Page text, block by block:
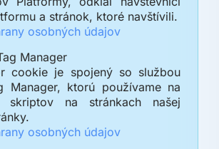
a stránok, ktoré navštívili.
osobných údajov
Manager
cookie je spojený so službou
Manager, ktorú používame na
skriptov na stránkach našej
osobných údajov